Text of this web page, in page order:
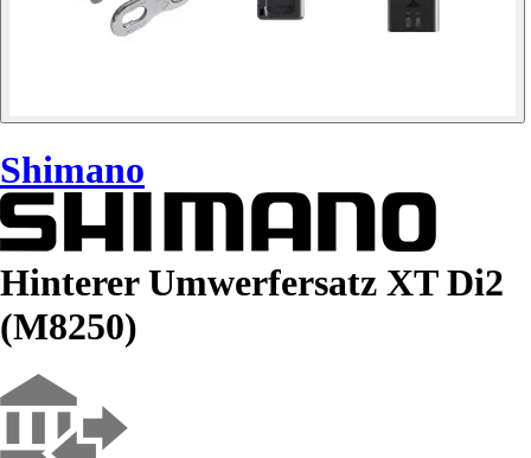
Shimano
Hinterer Umwerfersatz XT Di2
(M8250)